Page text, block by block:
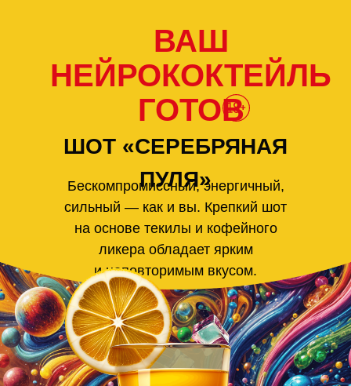
ВАШ
НЕЙРОКОКТЕЙЛЬ
ГОТОВ
ШОТ «СЕРЕБРЯНАЯ
ПУЛЯ»
Бескомпромиссный, энергичный,
сильный — как и вы. Крепкий шот
на основе текилы и кофейного
ликера обладает ярким
и неповторимым вкусом.